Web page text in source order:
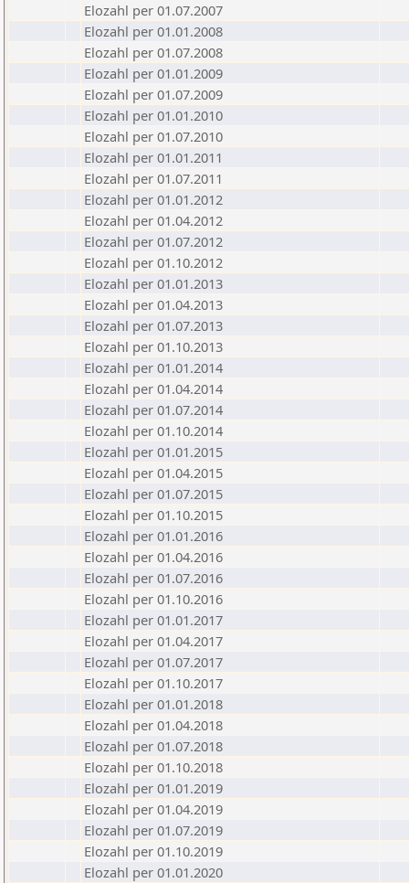
Elozahl per 01.07.2007
Elozahl per 01.01.2008
Elozahl per 01.07.2008
Elozahl per 01.01.2009
Elozahl per 01.07.2009
Elozahl per 01.01.2010
Elozahl per 01.07.2010
Elozahl per 01.01.2011
Elozahl per 01.07.2011
Elozahl per 01.01.2012
Elozahl per 01.04.2012
Elozahl per 01.07.2012
Elozahl per 01.10.2012
Elozahl per 01.01.2013
Elozahl per 01.04.2013
Elozahl per 01.07.2013
Elozahl per 01.10.2013
Elozahl per 01.01.2014
Elozahl per 01.04.2014
Elozahl per 01.07.2014
Elozahl per 01.10.2014
Elozahl per 01.01.2015
Elozahl per 01.04.2015
Elozahl per 01.07.2015
Elozahl per 01.10.2015
Elozahl per 01.01.2016
Elozahl per 01.04.2016
Elozahl per 01.07.2016
Elozahl per 01.10.2016
Elozahl per 01.01.2017
Elozahl per 01.04.2017
Elozahl per 01.07.2017
Elozahl per 01.10.2017
Elozahl per 01.01.2018
Elozahl per 01.04.2018
Elozahl per 01.07.2018
Elozahl per 01.10.2018
Elozahl per 01.01.2019
Elozahl per 01.04.2019
Elozahl per 01.07.2019
Elozahl per 01.10.2019
Elozahl per 01.01.2020